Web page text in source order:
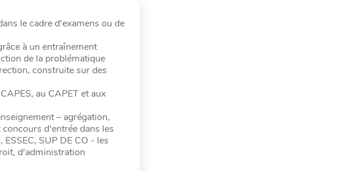
le cadre d'examens ou de
à un entraînement
de la problématique
construite sur des
au CAPET et aux
– agrégation,
d'entrée dans les
SUP DE CO - les
d'administration